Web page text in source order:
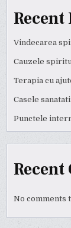
Recent
Vindecarea
Cauzele
Terapia cu
Casele
Punctele
Recent
No comments